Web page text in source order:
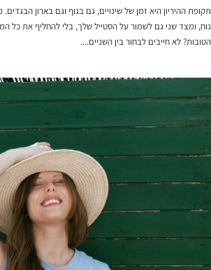
תקופת ההיריון היא זמן של שינויים, גם בגוף וגם בארון
נוח, ומצד שני גם לשמור על הסטייל שלך, בלי להחליף את
הטובות? לא חייבים לבחור בין השניים....